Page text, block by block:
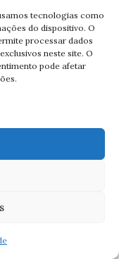
tecnologias como
do dispositivo. O
processar dados
neste site. O
pode afetar
os pecados
os pecados
nós.
a